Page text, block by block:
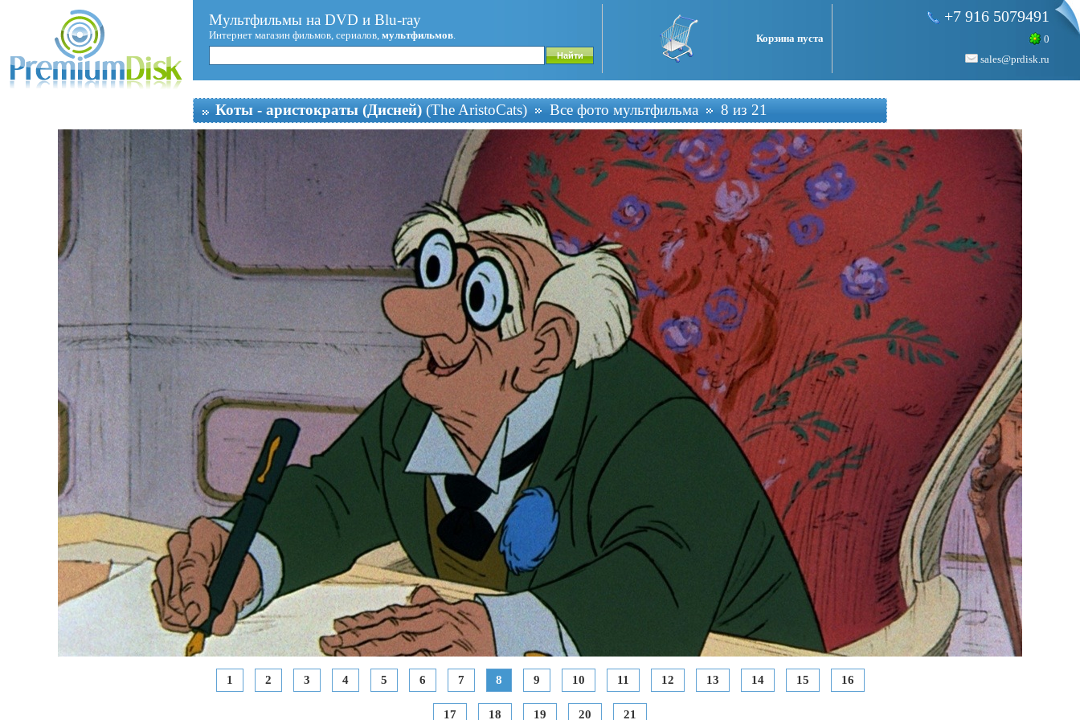
Мультфильмы на DVD и Blu-ray
Интернет магазин фильмов, сериалов, мультфильмов. Корзина пуста
+7 916 5079491
0
sales@prdisk.ru
Коты - аристократы (Дисней) (The AristoCats) Все фото мультфильма 8 из 21
1 2 3 4 5 6 7 8 9 10 11 12 13 14 15 16
17 18 19 20 21